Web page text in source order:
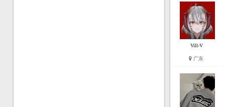
Vill-V
广东